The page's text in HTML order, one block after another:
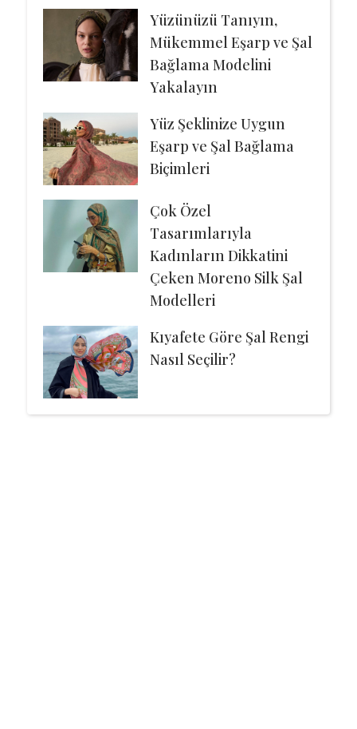
Yüzünüzü Tanıyın,
Mükemmel Eşarp ve Şal
Bağlama Modelini
Yakalayın
Yüz Şeklinize Uygun
Eşarp ve Şal Bağlama
Biçimleri
Çok Özel
Tasarımlarıyla
Kadınların Dikkatini
Çeken Moreno Silk Şal
Modelleri
Kıyafete Göre Şal Rengi
Nasıl Seçilir?